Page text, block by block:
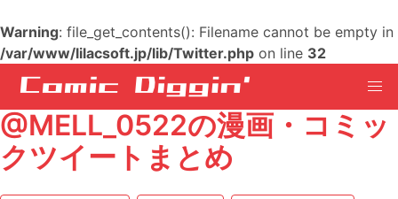
Warning: file_get_contents(): Filename cannot be empty in
/var/www/lilacsoft.jp/lib/Twitter.php on line 32
@MELL_0522の漫画・コミッ
クツイートまとめ